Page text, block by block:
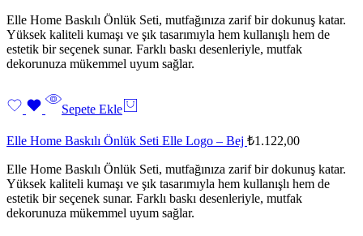
Elle Home Baskılı Önlük Seti, mutfağınıza zarif bir dokunuş katar.
Yüksek kaliteli kumaşı ve şık tasarımıyla hem kullanışlı hem de
estetik bir seçenek sunar. Farklı baskı desenleriyle, mutfak
dekorunuza mükemmel uyum sağlar.
Sepete Ekle
Elle Home Baskılı Önlük Seti Elle Logo – Bej ₺1.122,00
Elle Home Baskılı Önlük Seti, mutfağınıza zarif bir dokunuş katar.
Yüksek kaliteli kumaşı ve şık tasarımıyla hem kullanışlı hem de
estetik bir seçenek sunar. Farklı baskı desenleriyle, mutfak
dekorunuza mükemmel uyum sağlar.